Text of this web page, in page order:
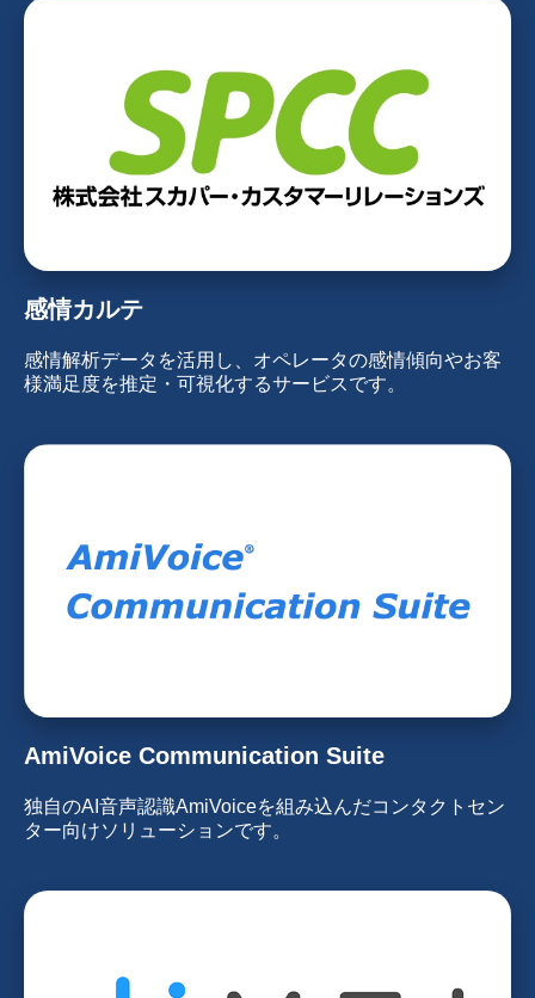
感情カルテ
感情解析データを活用し、オペレータの感情傾向やお客
様満足度を推定・可視化するサービスです。
AmiVoice Communication Suite
独自のAI音声認識AmiVoiceを組み込んだコンタクトセン
ター向けソリューションです。